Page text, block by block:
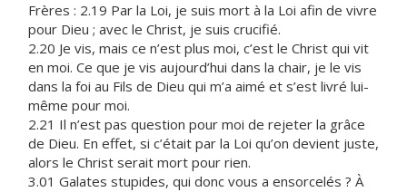
Frères : 2.19 Par la Loi, je suis mort à la Loi afin de vivre
pour Dieu ; avec le Christ, je suis crucifié.
2.20 Je vis, mais ce n’est plus moi, c’est le Christ qui vit
en moi. Ce que je vis aujourd’hui dans la chair, je le vis
dans la foi au Fils de Dieu qui m’a aimé et s’est livré lui-
même pour moi.
2.21 Il n’est pas question pour moi de rejeter la grâce
de Dieu. En effet, si c’était par la Loi qu’on devient juste,
alors le Christ serait mort pour rien.
3.01 Galates stupides, qui donc vous a ensorcelés ? À